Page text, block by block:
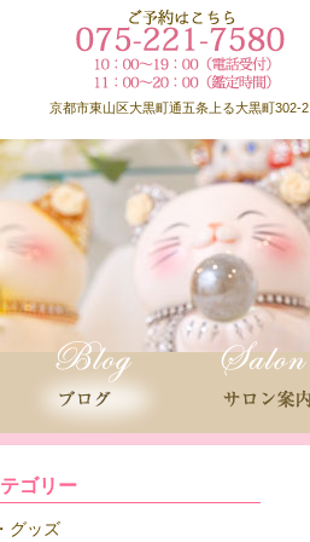
京都市東山区大黒町通五条上る大黒町302-2
ゴリー
グッズ